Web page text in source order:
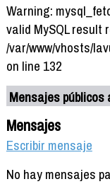
Warning:
valid MySQL result
/var/www/vhosts/
on line 132
Mensajes
Mensajes
Escribir mensaje
No hay mensajes